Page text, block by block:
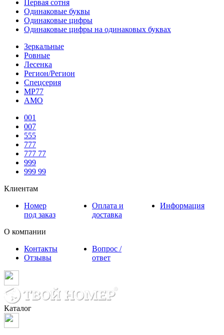
Первая сотня
Одинаковые буквы
Одинаковые цифры
Одинаковые цифры на одинаковых буквах
Зеркальные
Ровные
Лесенка
Регион/Регион
Спецсерия
МР77
АМО
001
007
555
777
777 77
999
999 99
Клиентам
Номер
под заказ
Оплата и
доставка
Информация
О компании
Контакты
Отзывы
Вопрос /
ответ
Каталог